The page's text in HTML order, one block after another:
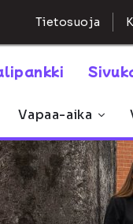
Tietosuoja
Vapaa-aika